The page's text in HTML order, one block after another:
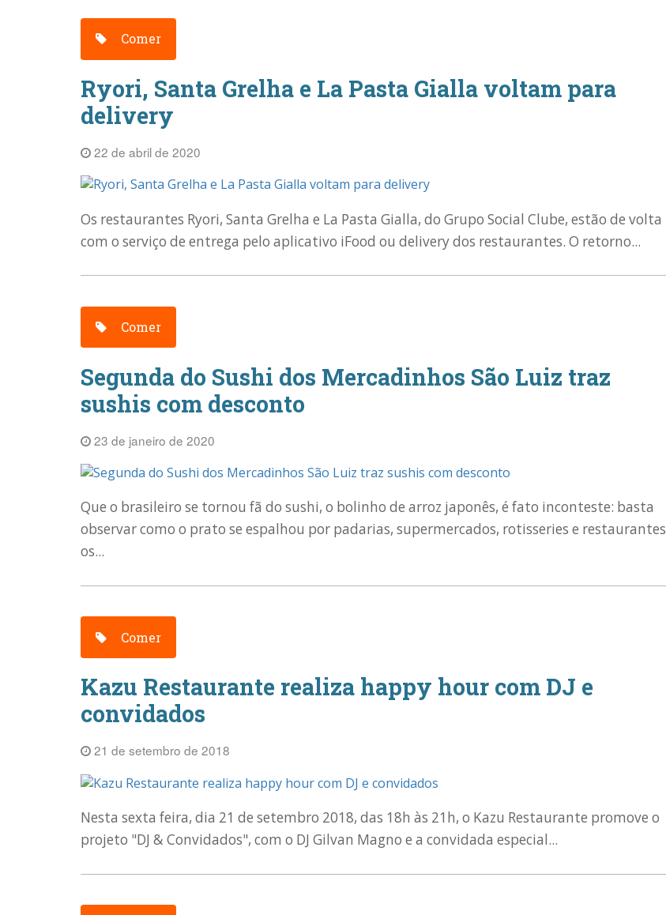
Comer
Ryori, Santa Grelha e La Pasta Gialla voltam para
delivery
22 de abril de 2020
Os restaurantes Ryori, Santa Grelha e La Pasta Gialla, do Grupo Social Clube, estão de volta
com o serviço de entrega pelo aplicativo iFood ou delivery dos restaurantes. O retorno...
Comer
Segunda do Sushi dos Mercadinhos São Luiz traz
sushis com desconto
23 de janeiro de 2020
Que o brasileiro se tornou fã do sushi, o bolinho de arroz japonês, é fato inconteste: basta
observar como o prato se espalhou por padarias, supermercados, rotisseries e restaurantes
os...
Comer
Kazu Restaurante realiza happy hour com DJ e
convidados
21 de setembro de 2018
Nesta sexta feira, dia 21 de setembro 2018, das 18h às 21h, o Kazu Restaurante promove o
projeto "DJ & Convidados", com o DJ Gilvan Magno e a convidada especial...